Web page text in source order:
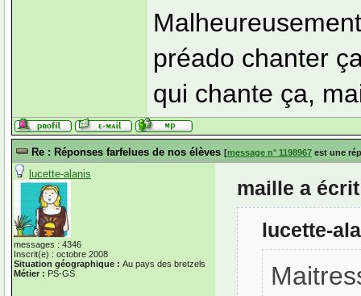
préado chanter
qui chante ça,
Re : Réponses farfelues de nos élèves [message n° 1198967 est une
lucette-alanis
messages : 4346
Inscrit(e) : octobre 2008
Situation géographique : Au pays des bretzels
Métier : PS-GS
maille a
lucette-